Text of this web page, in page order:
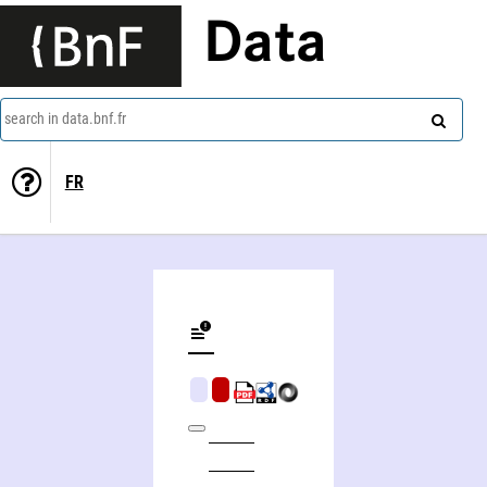
Data
search in data.bnf.fr
FR